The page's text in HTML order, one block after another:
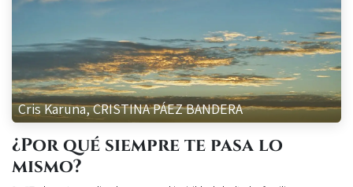
Cris Karuna, CRISTINA PÁEZ BANDERA
¿Por qué siempre te pasa lo
mismo?